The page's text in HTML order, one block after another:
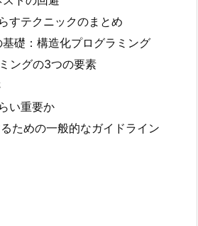
すテクニックのまとめ
礎：構造化プログラミング
ングの3つの要素
い重要か
ための一般的なガイドライン